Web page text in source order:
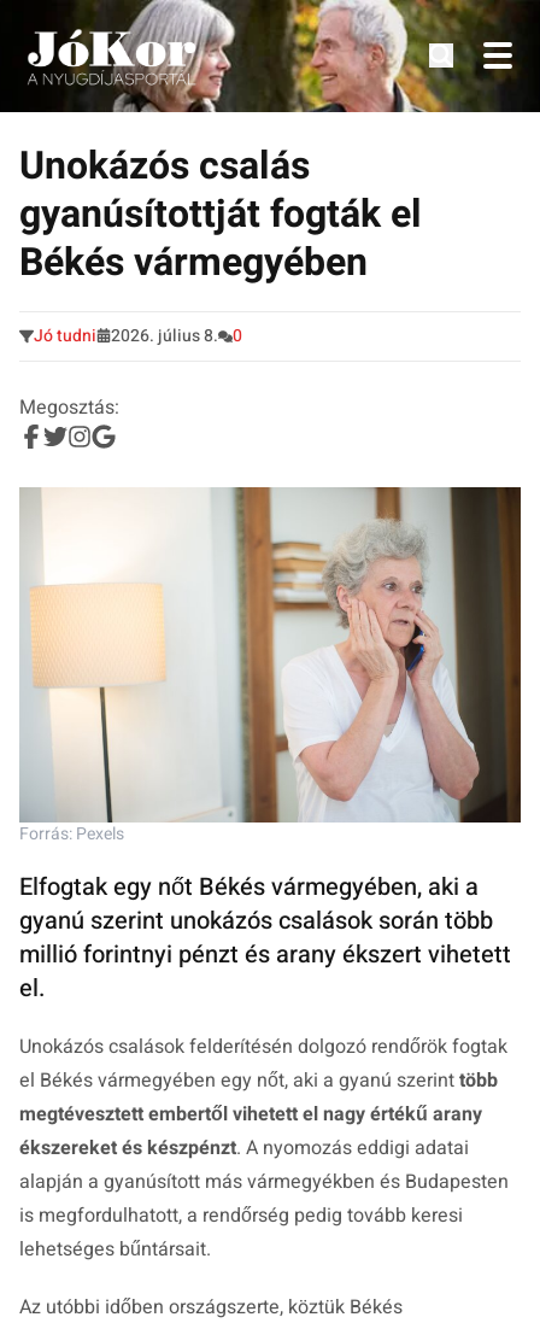
Tovább
tartalomra
Tudnivalók, érdekességek idősek számára.
Unokázós csalás
gyanúsítottját fogták el
Békés vármegyében
Jó tudni 2026. július 8. 0
Megosztás:
Forrás: Pexels
Elfogtak egy nőt Békés vármegyében, aki a
gyanú szerint unokázós csalások során több
millió forintnyi pénzt és arany ékszert vihetett
el.
Unokázós csalások felderítésén dolgozó rendőrök fogtak
el Békés vármegyében egy nőt, aki a gyanú szerinttöbb
megtévesztett embertől vihetett el nagy értékű arany
ékszereket és készpénzt. A nyomozás eddigi adatai
alapján a gyanúsított más vármegyékben és Budapesten
is megfordulhatott, a rendőrség pedig tovább keresi
lehetséges bűntársait.
Az utóbbi időben országszerte, köztük Békés